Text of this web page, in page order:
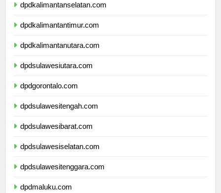
dpdkalimantanselatan.com
dpdkalimantantimur.com
dpdkalimantanutara.com
dpdsulawesiutara.com
dpdgorontalo.com
dpdsulawesitengah.com
dpdsulawesibarat.com
dpdsulawesiselatan.com
dpdsulawesitenggara.com
dpdmaluku.com